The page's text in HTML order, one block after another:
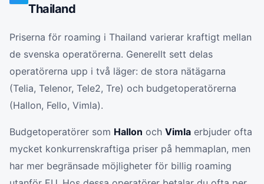
Thailand
Priserna för roaming i Thailand varierar kraftigt mellan
de svenska operatörerna. Generellt sett delas
operatörerna upp i två läger: de stora nätägarna
(Telia, Telenor, Tele2, Tre) och budgetoperatörerna
(Hallon, Fello, Vimla).
Budgetoperatörer som Hallon och Vimla erbjuder ofta
mycket konkurrenskraftiga priser på hemmaplan, men
har mer begränsade möjligheter för billig roaming